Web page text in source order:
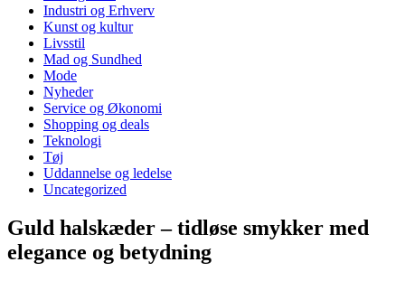
Industri og Erhverv
Kunst og kultur
Livsstil
Mad og Sundhed
Mode
Nyheder
Service og Økonomi
Shopping og deals
Teknologi
Tøj
Uddannelse og ledelse
Uncategorized
Guld halskæder – tidløse smykker med
elegance og betydning